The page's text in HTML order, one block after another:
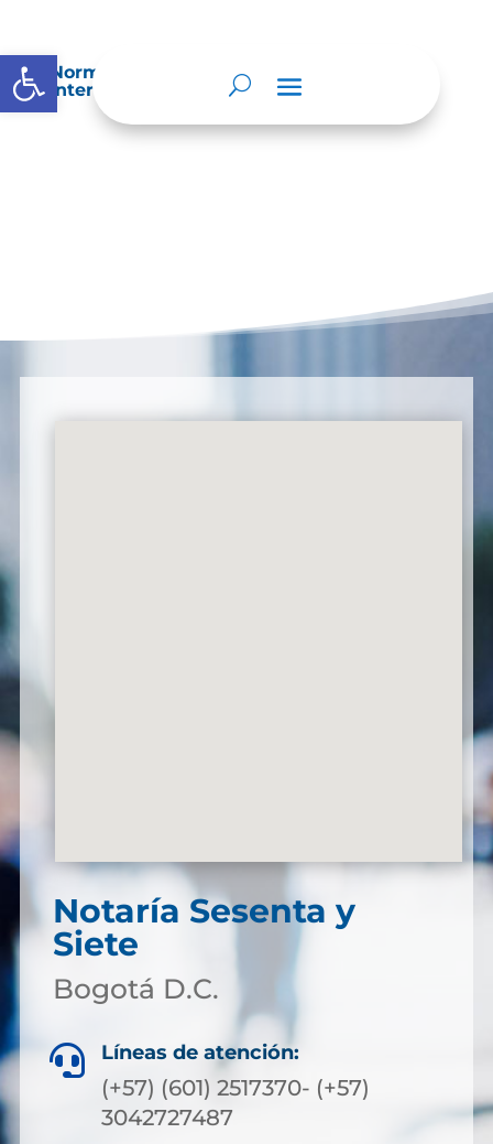
Abrir barra de herramientas
Normatividad especial que les aplique de
interés.
Notaría Sesenta y
Siete
Bogotá D.C.
 Líneas de atención:
(+57) (601) 2517370- (+57)
3042727487